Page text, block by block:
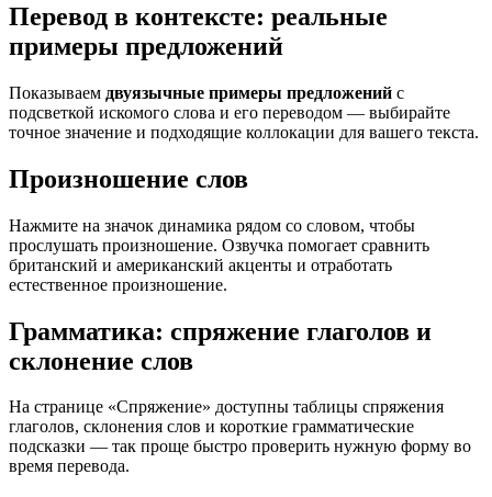
Перевод в контексте: реальные
примеры предложений
Показываем двуязычные примеры предложений с
подсветкой искомого слова и его переводом — выбирайте
точное значение и подходящие коллокации для вашего текста.
Произношение слов
Нажмите на значок динамика рядом со словом, чтобы
прослушать произношение. Озвучка помогает сравнить
британский и американский акценты и отработать
естественное произношение.
Грамматика: спряжение глаголов и
склонение слов
На странице «Спряжение» доступны таблицы спряжения
глаголов, склонения слов и короткие грамматические
подсказки — так проще быстро проверить нужную форму во
время перевода.